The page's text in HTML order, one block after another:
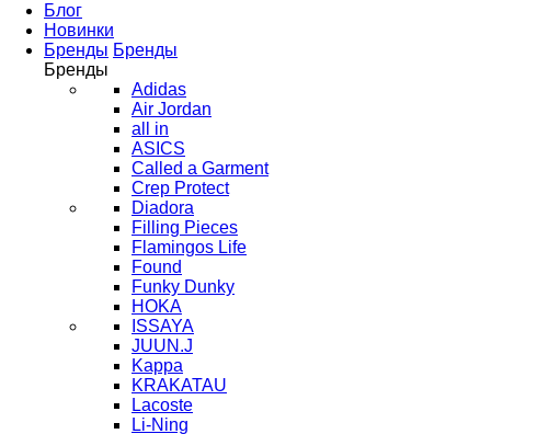
Блог
Новинки
Бренды Бренды
Бренды
Adidas
Air Jordan
all in
ASICS
Called a Garment
Crep Protect
Diadora
Filling Pieces
Flamingos Life
Found
Funky Dunky
HOKA
ISSAYA
JUUN.J
Kappa
KRAKATAU
Lacoste
Li-Ning